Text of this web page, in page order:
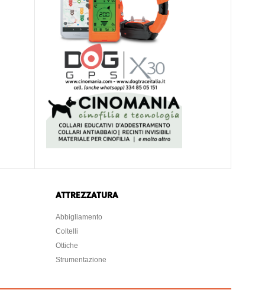
ATTREZZATURA
Abbigliamento
Coltelli
Ottiche
Strumentazione